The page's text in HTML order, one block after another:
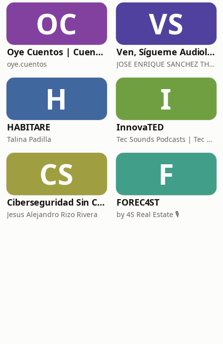
OC
Oye Cuentos | Cuentos Infantiles que conectan con la imaginación.
oye.cuentos
VS
Ven, Sígueme Audiolibro
JOSE ENRIQUE SANCHEZ THOMPSON
H
HABITARE
Talina Padilla
I
InnovaTED
Tec Sounds Podcasts | Tec de Monterrey
CS
Ciberseguridad Sin Censura
Jesus Alejandro Rizo Rivera
F
FOREC4ST
by 4S Real Estate 🎙️